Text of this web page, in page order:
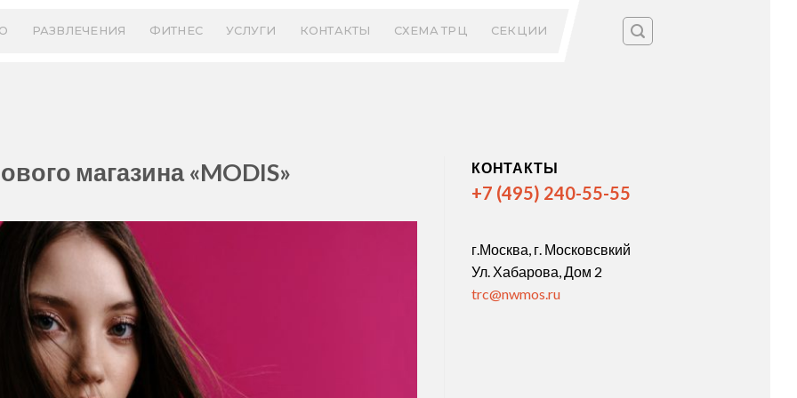
РАЗВЛЕЧЕНИЯ ФИТНЕС УСЛУГИ КОНТАКТЫ СХЕМА ТРЦ СЕКЦИИ
магазина «MODIS» КОНТАКТЫ
+7 (495) 240-55-55
г.Москва, г. Московсвкий
Ул. Хабарова, Дом 2
trc@nwmos.ru